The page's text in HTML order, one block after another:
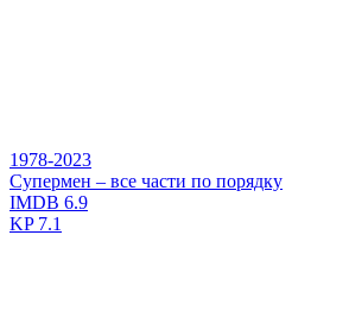
1978-2023
Супермен – все части по порядку
IMDB 6.9
KP7.1